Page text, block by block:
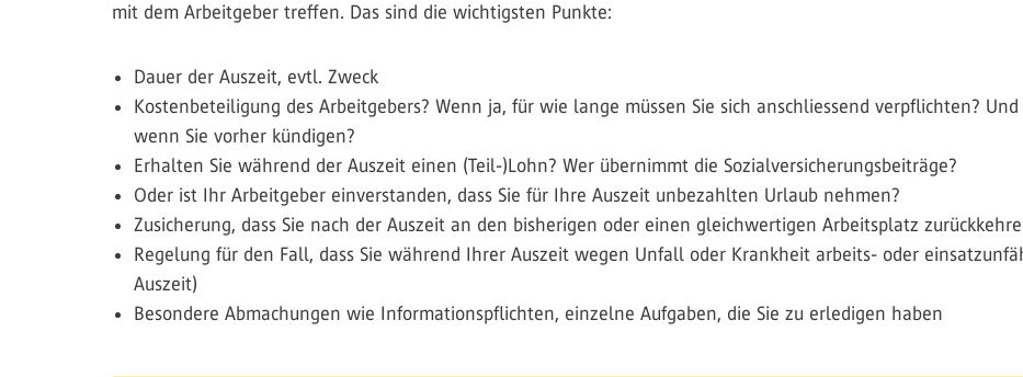
mit dem Arbeitgeber treffen. Das sind die wichtigsten Punkte:
Dauer der Auszeit, evtl. Zweck
Kostenbeteiligung des Arbeitgebers? Wenn ja, für wie lange müssen Sie sich anschliessend verpflichten?
wenn Sie vorher kündigen?
Erhalten Sie während der Auszeit einen (Teil-)Lohn? Wer übernimmt die Sozialversicherungsbeiträge?
Oder ist Ihr Arbeitgeber einverstanden, dass Sie für Ihre Auszeit unbezahlten Urlaub nehmen?
Zusicherung, dass Sie nach der Auszeit an den bisherigen oder einen gleichwertigen Arbeitsplatz
Regelung für den Fall, dass Sie während Ihrer Auszeit wegen Unfall oder Krankheit arbeits- oder
Auszeit)
Besondere Abmachungen wie Informationspflichten, einzelne Aufgaben, die Sie zu erledigen haben